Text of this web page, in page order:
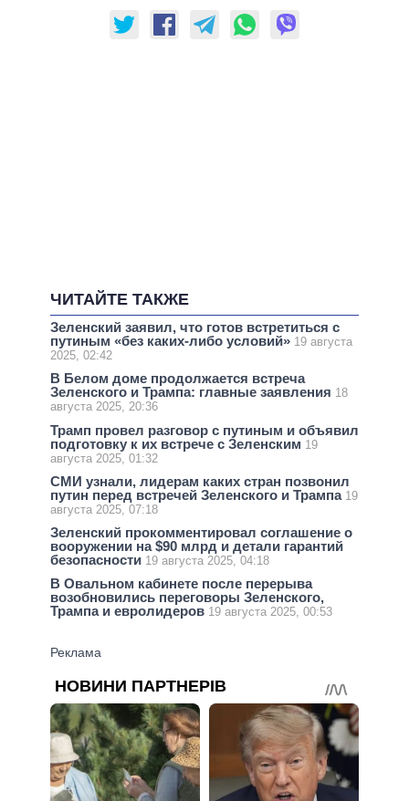
ЧИТАЙТЕ ТАКЖЕ
Зеленский заявил, что готов встретиться с
путиным «без каких-либо условий» 19 августа
2025, 02:42
В Белом доме продолжается встреча
Зеленского и Трампа: главные заявления 18
августа 2025, 20:36
Трамп провел разговор с путиным и объявил
подготовку к их встрече с Зеленским 19
августа 2025, 01:32
СМИ узнали, лидерам каких стран позвонил
путин перед встречей Зеленского и Трампа 19
августа 2025, 07:18
Зеленский прокомментировал соглашение о
вооружении на $90 млрд и детали гарантий
безопасности 19 августа 2025, 04:18
В Овальном кабинете после перерыва
возобновились переговоры Зеленского,
Трампа и евролидеров 19 августа 2025, 00:53